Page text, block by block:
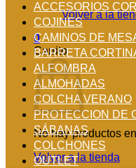
Volver a la
0
Carrito
No hay productos
Volver a la tienda
ACCESORIOS
COJINES
CAMINOS DE
BARRETA
ALFOMBRA
ALMOHADAS
COLCHA VERANO
PROTECCION DE
SÁBANAS
COLCHONES
OUTLET